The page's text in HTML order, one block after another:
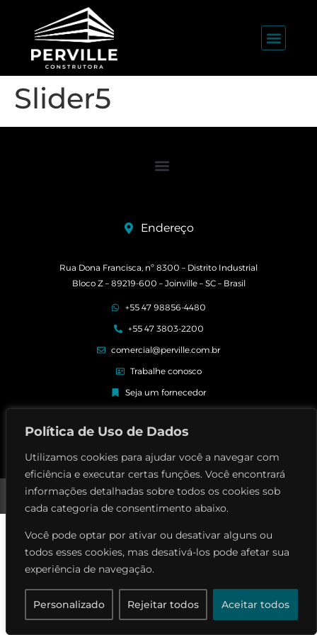
Política de Uso de Dados
Utilizamos cookies para ajudar você a navegar com
eficiência e executar certas funções. Você encontrará
informações detalhadas sobre todos os cookies sob
cada categoria de consentimento abaixo.
Você pode optar por ativar ou desativar alguns ou
todos esses cookies, mas desativá-los pode afetar sua
experiência de navegação.
Personalizado Rejeitar todos Aceitar todos
Slider5
Endereço
Rua Dona Francisca, nº 8300 – Distrito Industrial
Bloco Z – 89219-600 – Joinville – SC – Brasil
+55 47 98856-4480
+55 47 3803-2200
comercial@perville.com.br
Trabalhe conosco
Seja um fornecedor
Perville Contrutora © | Todos os direitos reservados